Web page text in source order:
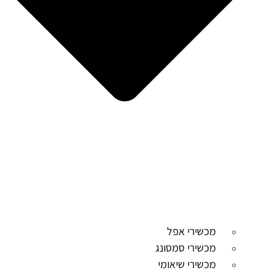
מכשירי אפל
מכשירי סמסונג
מכשירי שיאומי